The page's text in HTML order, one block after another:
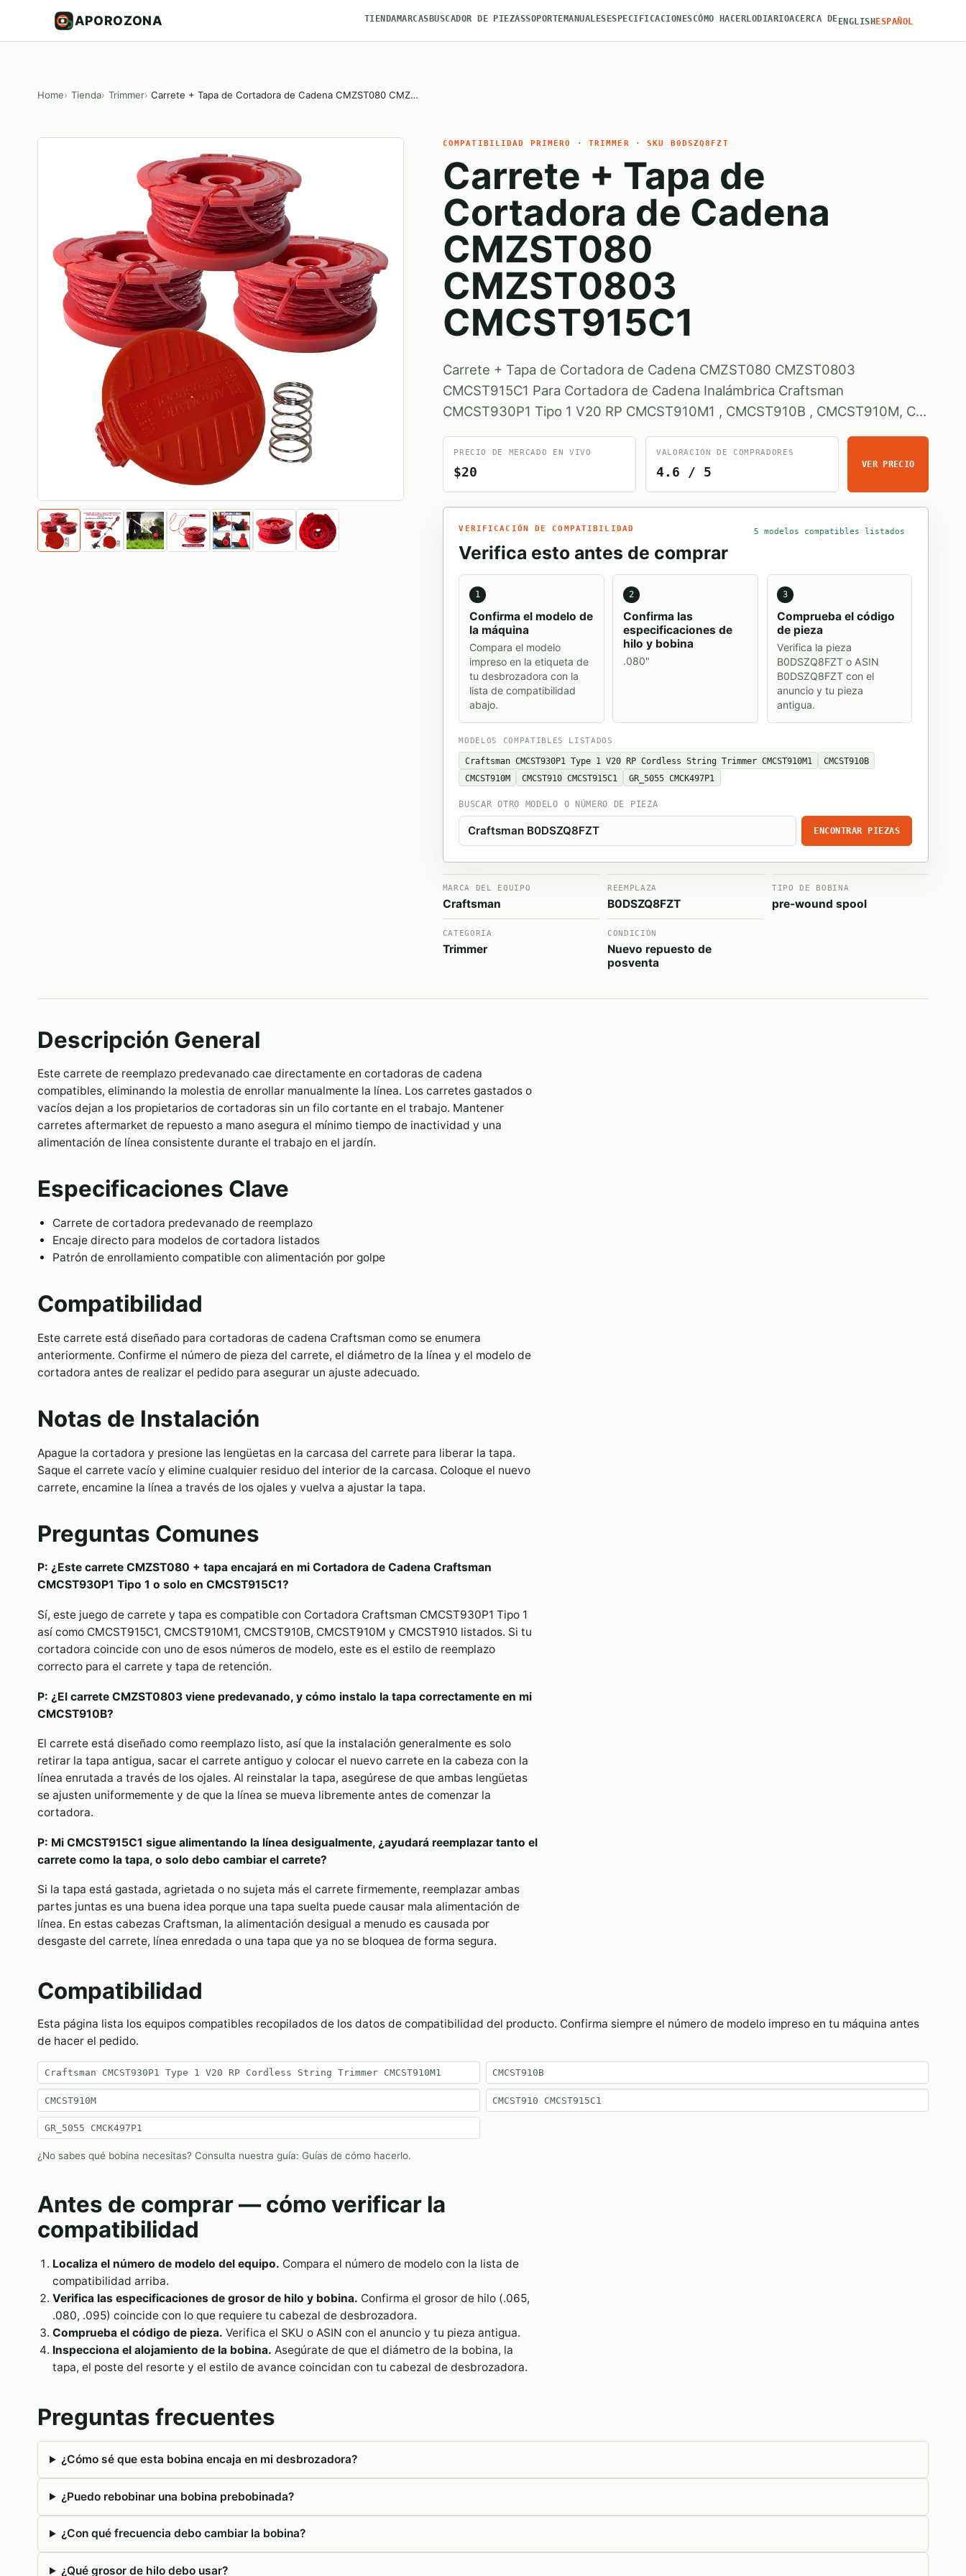
APOROZONA TIENDAMARCASBUSCADOR DE PIEZASSOPORTEMANUALESESPECIFICACIONESCÓMO HACERLODIARIOACERCA DEENGLISHESPAÑOL
Home Tienda Trimmer Carrete + Tapa de Cortadora de Cadena CMZST080 CMZ…
COMPATIBILIDAD PRIMERO · TRIMMER · SKU B0DSZQ8FZT
Carrete + Tapa de
Cortadora de Cadena
CMZST080
CMZST0803
CMCST915C1
Carrete + Tapa de Cortadora de Cadena CMZST080 CMZST0803
CMCST915C1 Para Cortadora de Cadena Inalámbrica Craftsman
CMCST930P1 Tipo 1 V20 RP CMCST910M1 , CMCST910B , CMCST910M, C…
PRECIO DE MERCADO EN VIVO
$20
VALORACIÓN DE COMPRADORES
4.6 / 5 VER PRECIO
VERIFICACIÓN DE COMPATIBILIDAD
Verifica esto antes de comprar
5 modelos compatibles listados
1
Confirma el modelo de
la máquina
Compara el modelo
impreso en la etiqueta de
tu desbrozadora con la
lista de compatibilidad
abajo.
2
Confirma las
especificaciones de
hilo y bobina
.080"
3
Comprueba el código
de pieza
Verifica la pieza
B0DSZQ8FZT o ASIN
B0DSZQ8FZT con el
anuncio y tu pieza
antigua.
MODELOS COMPATIBLES LISTADOS
Craftsman CMCST930P1 Type 1 V20 RP Cordless String Trimmer CMCST910M1
CMCST910B
CMCST910M
CMCST910 CMCST915C1 GR_5055 CMCK497P1
BUSCAR OTRO MODELO O NÚMERO DE PIEZA
ENCONTRAR PIEZAS
MARCA DEL EQUIPO
Craftsman
REEMPLAZA
B0DSZQ8FZT
TIPO DE BOBINA
pre-wound spool
CATEGORÍA
Trimmer
CONDICIÓN
Nuevo repuesto de
posventa
Descripción General
Este carrete de reemplazo predevanado cae directamente en cortadoras de cadena
compatibles, eliminando la molestia de enrollar manualmente la línea. Los carretes gastados o
vacíos dejan a los propietarios de cortadoras sin un filo cortante en el trabajo. Mantener
carretes aftermarket de repuesto a mano asegura el mínimo tiempo de inactividad y una
alimentación de línea consistente durante el trabajo en el jardín.
Especificaciones Clave
Carrete de cortadora predevanado de reemplazo
Encaje directo para modelos de cortadora listados
Patrón de enrollamiento compatible con alimentación por golpe
Compatibilidad
Este carrete está diseñado para cortadoras de cadena Craftsman como se enumera
anteriormente. Confirme el número de pieza del carrete, el diámetro de la línea y el modelo de
cortadora antes de realizar el pedido para asegurar un ajuste adecuado.
Notas de Instalación
Apague la cortadora y presione las lengüetas en la carcasa del carrete para liberar la tapa.
Saque el carrete vacío y elimine cualquier residuo del interior de la carcasa. Coloque el nuevo
carrete, encamine la línea a través de los ojales y vuelva a ajustar la tapa.
Preguntas Comunes
P: ¿Este carrete CMZST080 + tapa encajará en mi Cortadora de Cadena Craftsman
CMCST930P1 Tipo 1 o solo en CMCST915C1?
Sí, este juego de carrete y tapa es compatible con Cortadora Craftsman CMCST930P1 Tipo 1
así como CMCST915C1, CMCST910M1, CMCST910B, CMCST910M y CMCST910 listados. Si tu
cortadora coincide con uno de esos números de modelo, este es el estilo de reemplazo
correcto para el carrete y tapa de retención.
P: ¿El carrete CMZST0803 viene predevanado, y cómo instalo la tapa correctamente en mi
CMCST910B?
El carrete está diseñado como reemplazo listo, así que la instalación generalmente es solo
retirar la tapa antigua, sacar el carrete antiguo y colocar el nuevo carrete en la cabeza con la
línea enrutada a través de los ojales. Al reinstalar la tapa, asegúrese de que ambas lengüetas
se ajusten uniformemente y de que la línea se mueva libremente antes de comenzar la
cortadora.
P: Mi CMCST915C1 sigue alimentando la línea desigualmente, ¿ayudará reemplazar tanto el
carrete como la tapa, o solo debo cambiar el carrete?
Si la tapa está gastada, agrietada o no sujeta más el carrete firmemente, reemplazar ambas
partes juntas es una buena idea porque una tapa suelta puede causar mala alimentación de
línea. En estas cabezas Craftsman, la alimentación desigual a menudo es causada por
desgaste del carrete, línea enredada o una tapa que ya no se bloquea de forma segura.
Compatibilidad
Esta página lista los equipos compatibles recopilados de los datos de compatibilidad del producto. Confirma siempre el número de modelo impreso en tu máquina antes
de hacer el pedido.
Craftsman CMCST930P1 Type 1 V20 RP Cordless String Trimmer CMCST910M1 CMCST910B
CMCST910M CMCST910 CMCST915C1
GR_5055 CMCK497P1
¿No sabes qué bobina necesitas? Consulta nuestra guía: Guías de cómo hacerlo.
Antes de comprar — cómo verificar la
compatibilidad
Localiza el número de modelo del equipo. Compara el número de modelo con la lista de
compatibilidad arriba.
Verifica las especificaciones de grosor de hilo y bobina. Confirma el grosor de hilo (.065,
.080, .095) coincide con lo que requiere tu cabezal de desbrozadora.
Comprueba el código de pieza. Verifica el SKU o ASIN con el anuncio y tu pieza antigua.
Inspecciona el alojamiento de la bobina. Asegúrate de que el diámetro de la bobina, la
tapa, el poste del resorte y el estilo de avance coincidan con tu cabezal de desbrozadora.
Preguntas frecuentes
¿Cómo sé que esta bobina encaja en mi desbrozadora?
¿Puedo rebobinar una bobina prebobinada?
¿Con qué frecuencia debo cambiar la bobina?
¿Qué grosor de hilo debo usar?